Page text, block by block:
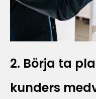
2. Börja ta
kunders